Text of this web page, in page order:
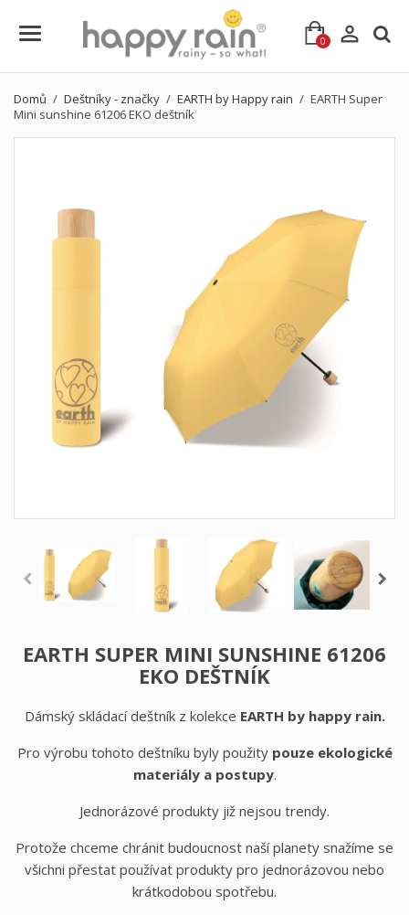
0 
Domů Deštníky - značky EARTH by Happy rain
EARTH Super
Mini sunshine 61206 EKO deštník
EARTH SUPER MINI SUNSHINE 61206
EKO DEŠTNÍK
Dámský skládací deštník z kolekce EARTH by happy rain.
Pro výrobu tohoto deštníku byly použitypouze ekologické
materiály a postupy.
Jednorázové produkty již nejsou trendy.
Protože chceme chránit budoucnost naší planety snažíme se
všichni přestat používat produkty pro jednorázovou nebo
krátkodobou spotřebu.